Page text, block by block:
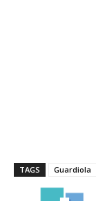
TAGS Guardiola